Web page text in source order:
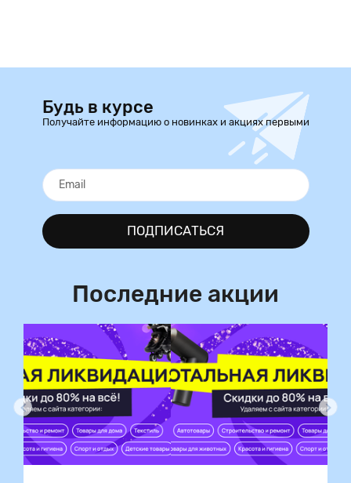
Будь в курсе
Получайте информацию о новинках и акциях первыми
ПОДПИСАТЬСЯ
Последние акции